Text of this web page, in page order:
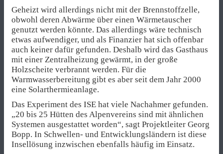
Geheizt wird allerdings nicht mit der Brennstoffzelle,
obwohl deren Abwärme über einen Wärmetauscher
genutzt werden könnte. Das allerdings wäre technisch
etwas aufwendiger, und als Finanzier hat sich offenbar
auch keiner dafür gefunden. Deshalb wird das Gasthaus
mit einer Zentralheizung gewärmt, in der große
Holzscheite verbrannt werden. Für die
Warmwasserbereitung gibt es aber seit dem Jahr 2000
eine Solarthermieanlage.
Das Experiment des ISE hat viele Nachahmer gefunden.
„20 bis 25 Hütten des Alpenvereins sind mit ähnlichen
Systemen ausgestattet worden“, sagt Projektleiter Georg
Bopp. In Schwellen- und Entwicklungsländern ist diese
Insellösung inzwischen ebenfalls häufig im Einsatz.